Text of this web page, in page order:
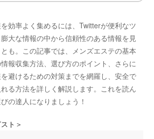
効率よく集めるには、Twitterが便利なツ
大な情報の中から信頼性のある情報を見
も。この記事では、メンズエステの基本
報収集方法、選び方のポイント、さらに
避けるための対策までを網羅し、安全で
る方法を詳しく解説します。これを読ん
の達人になりましょう！
ト＞